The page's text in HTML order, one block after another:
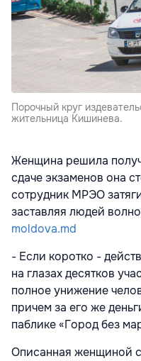
Порочный круг
жительница Кишинева.
Женщина решила
сдаче экзаменов она
сотрудник МРЭО
заставляя людей
moldova.md
- Если коротко -
на глазах десятков
полное унижение
причем за его же
паблике «Город без
Описанная женщиной